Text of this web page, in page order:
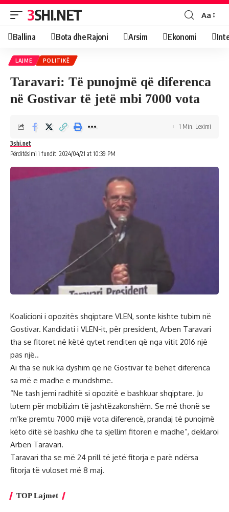
3SHI.NET Aa
Ballina Bota dhe Rajoni Arsim Ekonomi
LAJME POLITIKË
Taravari: Të punojmë që diferenca
në Gostivar të jetë mbi 7000 vota
Përditësimi i fundit: 2024/04/21 at 10:39 PM
3shi.net
1 Min. Leximi
Koalicioni i opozitës shqiptare VLEN, sonte kishte tubim në
Gostivar. Kandidati i VLEN-it, për president, Arben Taravari
tha se fitoret në këtë qytet renditen që nga vitit 2016 një
pas një..
Ai tha se nuk ka dyshim që në Gostivar të bëhet diferenca
sa më e madhe e mundshme.
“Ne tash jemi radhitë si opozitë e bashkuar shqiptare. Ju
lutem për mobilizim të jashtëzakonshëm. Se më thonë se
m’ke premtu 7000 mijë vota diferencë, prandaj të punojmë
këto ditë së bashku dhe ta sjellim fitoren e madhe”, deklaroi
Arben Taravari.
Taravari tha se më 24 prill të jetë fitorja e parë ndërsa
fitorja të vuloset më 8 maj.
TOP Lajmet